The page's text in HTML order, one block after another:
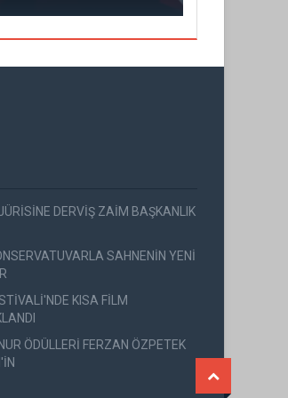
DERVİŞ ZAİM BAŞKANLIK
SAHNENİN YENİ
KISA FİLM
ÖDÜLLERİ FERZAN ÖZPETEK